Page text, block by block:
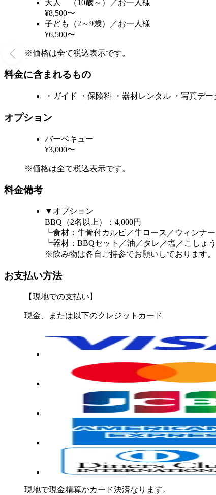
大人 （10歳～）／お一人様
¥8,500〜
子ども（2～9歳）／お一人様
¥6,500〜
※価格は全て税込表示です。
料金に含まれるもの
・ガイド ・保険料 ・器材レンタル ・写真デー
オプション
バーベキュー
¥3,000〜
※価格は全て税込表示です。
料金備考
▼オプション
BBQ（2名以上）：4,000円
┗食材：牛骨付カルビ／牛ロース／ウィンナ
┗器材：BBQセット／油／タレ／塩／こしょ
※飲み物は各自ご持参でお願いしております。
お支払い方法
【現地での支払い】
現金、または以下のクレジットカード
現地で現金精算かカード決済なります。